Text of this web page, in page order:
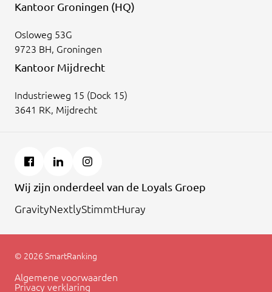
Kantoor Groningen (HQ)
Osloweg 53G
9723 BH, Groningen
Kantoor Mijdrecht
Industrieweg 15 (Dock 15)
3641 RK, Mijdrecht
Wij zijn onderdeel van de Loyals Groep
GravityNextlyStimmtHuray
© 2026 SmartRanking
Algemene voorwaarden
Privacy verklaring